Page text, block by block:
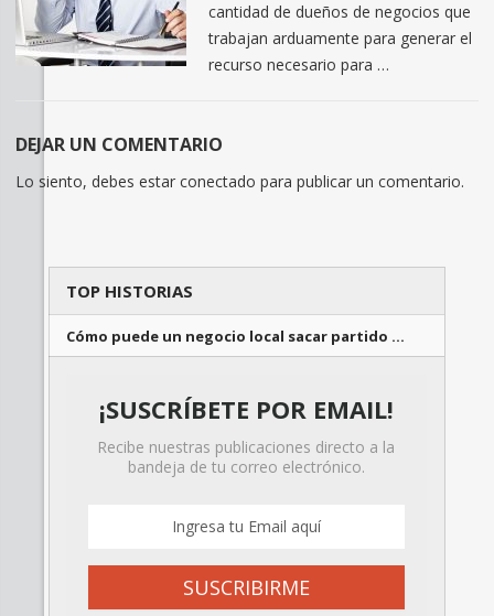
cantidad de dueños de negocios que
trabajan arduamente para generar el
recurso necesario para …
DEJAR UN COMENTARIO
Lo siento, debes estar conectado para publicar un comentario.
TOP HISTORIAS
Cómo puede un negocio local sacar partido …
¡SUSCRÍBETE POR EMAIL!
Recibe nuestras publicaciones directo a la
bandeja de tu correo electrónico.